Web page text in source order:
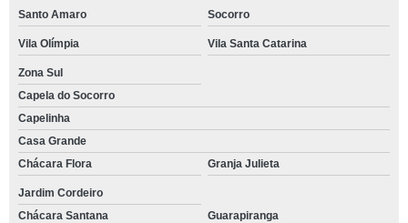
Santo Amaro Socorro
Vila Olímpia Vila Santa Catarina
Zona Sul
Capela do Socorro
Capelinha
Casa Grande
Chácara Flora
Granja Julieta
Jardim Cordeiro
Chácara Santana
Guarapiranga